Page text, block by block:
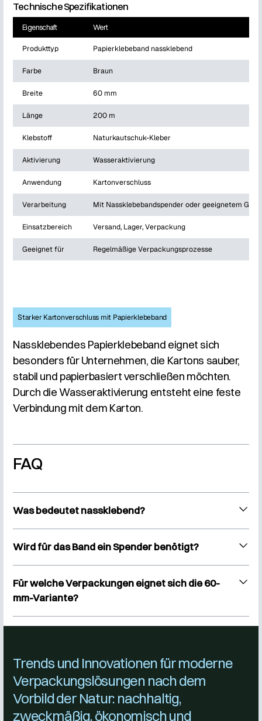
Technische Spezifikationen
Eigenschaft Wert
Produkttyp Papierklebeband nassklebend
Farbe Braun
Breite 60 mm
Länge 200 m
Klebstoff Naturkautschuk-Kleber
Aktivierung Wasseraktivierung
Anwendung Kartonverschluss
Verarbeitung Mit Nassklebebandspender oder geeignetem
Einsatzbereich Versand, Lager, Verpackung
Geeignet für Regelmäßige Verpackungsprozesse
Starker Kartonverschluss mit Papierklebeband
Nassklebendes Papierklebeband eignet sich
besonders für Unternehmen, die Kartons sauber,
stabil und papierbasiert verschließen möchten.
Durch die Wasseraktivierung entsteht eine feste
Verbindung mit dem Karton.
FAQ
Was bedeutet nassklebend?
das Papierklebeband auf den Karton aufgebracht werden.
Wird für das Band ein Spender benötigt?
passender Nassklebebandspender empfohlen.
Für welche Verpackungen eignet sich die 60-
mm-Variante?
Trends und Innovationen für moderne
Verpackungslösungen nach dem
Vorbild der Natur: nachhaltig,
zweckmäßig, ökonomisch und